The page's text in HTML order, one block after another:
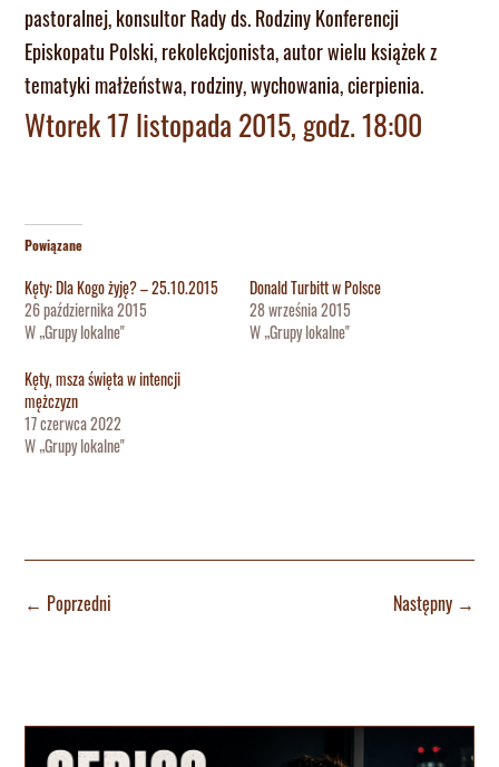
pastoralnej, konsultor Rady ds. Rodziny Konferencji
Episkopatu Polski, rekolekcjonista, autor wielu książek z
tematyki małżeństwa, rodziny, wychowania, cierpienia.
Wtorek 17 listopada 2015, godz. 18:00
Powiązane
Kęty: Dla Kogo żyję? – 25.10.2015
26 października 2015
W „Grupy lokalne"
Donald Turbitt w Polsce
28 września 2015
W „Grupy lokalne"
Kęty, msza święta w intencji
mężczyzn
17 czerwca 2022
W „Grupy lokalne"
← Poprzedni Następny→